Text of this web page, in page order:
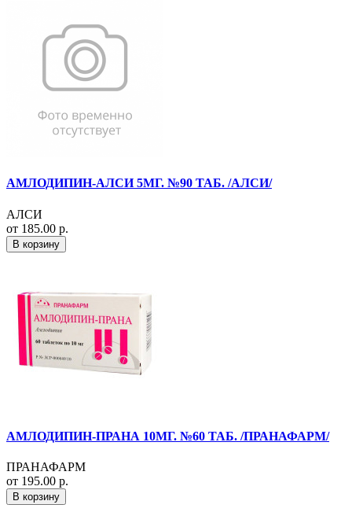
АМЛОДИПИН-АЛСИ 5МГ. №90 ТАБ. /АЛСИ/
АЛСИ
от 185.00 р.
В корзину
АМЛОДИПИН-ПРАНА 10МГ. №60 ТАБ. /ПРАНАФАРМ/
ПРАНАФАРМ
от 195.00 р.
В корзину